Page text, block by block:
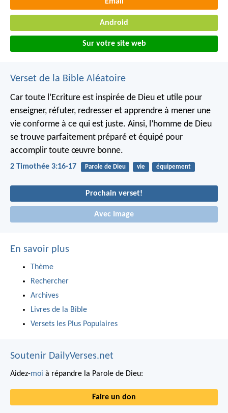
Android
Sur votre site web
Verset de la Bible Aléatoire
Car toute l’Ecriture est inspirée de Dieu et utile pour
enseigner, réfuter, redresser et apprendre à mener une
vie conforme à ce qui est juste. Ainsi, l’homme de Dieu
se trouve parfaitement préparé et équipé pour
accomplir toute œuvre bonne.
2 Timothée 3:16-17 Parole de Dieu vie équipement
Prochain verset!
Avec Image
En savoir plus
Thème
Rechercher
Archives
Livres de la Bible
Versets les Plus Populaires
Soutenir DailyVerses.net
Aidez-moi à répandre la Parole de Dieu:
Faire un don